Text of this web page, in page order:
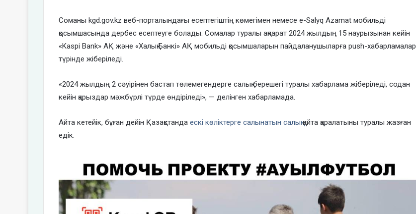
Соманы kgd.gov.kz веб-порталындағы есептегіштің көмегімен немесе e-Salyq Azamat мобильді
қосымшасында дербес есептеуге болады. Сомалар туралы ақпарат 2024 жылдың 15 наурызынан кейін
«Kaspi Bank» АҚ және «Халық Банкі» АҚ мобильді қосымшаларын пайдаланушыларға push-хабарламалар
түрінде жіберіледі.
«2024 жылдың 2 сәуірінен бастап төлемегендерге салық берешегі туралы хабарлама жіберіледі, содан
кейін қарыздар мәжбүрлі түрде өндіріледі», — делінген хабарламада.
Айта кетейік, бұған дейін Қазақстанда ескі көліктерге салынатын салыққайта қаралатыны туралы жазған
едік.